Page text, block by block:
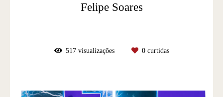
Felipe Soares
517visualizações 0curtidas